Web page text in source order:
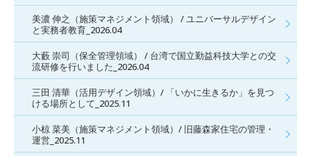
美濃 伸之（施策マネジメント領域） / ユニバーサルデザイン
と実務者教育_2026.04
大藪 崇司（保全管理領域） / 台湾で国立勤益科技大学との交
流研修を行いました_2026.04
三田 清華（活用デザイン領域）/ 「いかに生きるか」を見つ
ける場所として_2025.11
小椋 菜美（施策マネジメント領域）/ 旧藤森家住宅の管理・
運営_2025.11